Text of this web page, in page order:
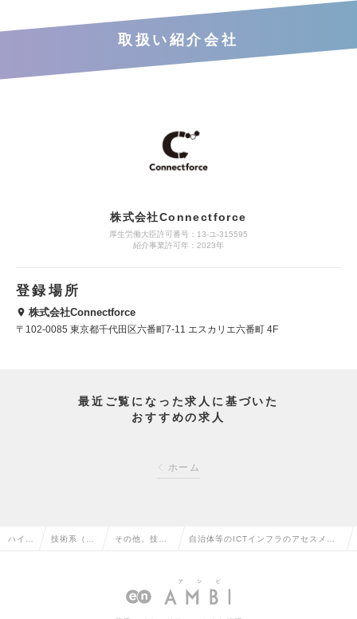
取扱い紹介会社
株式会社Connectforce
厚生労働大臣許可番号：13-ユ-315595
紹介事業許可年：2023年
登録場所
株式会社Connectforce
〒102-0085 東京都千代田区六番町7-11 エスカリエ六番町 4F
最近ご覧になった求人に基づいた
おすすめの求人
ホーム
ハイク 技術系（I その他、技術
b・通信系）
自治体等のICTインフラのアセスメン
案・プロダクトマネージャ業務の求人